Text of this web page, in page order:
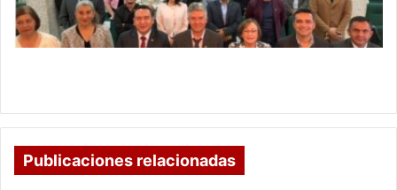
70
profesores
de
Publicaciones relacionadas